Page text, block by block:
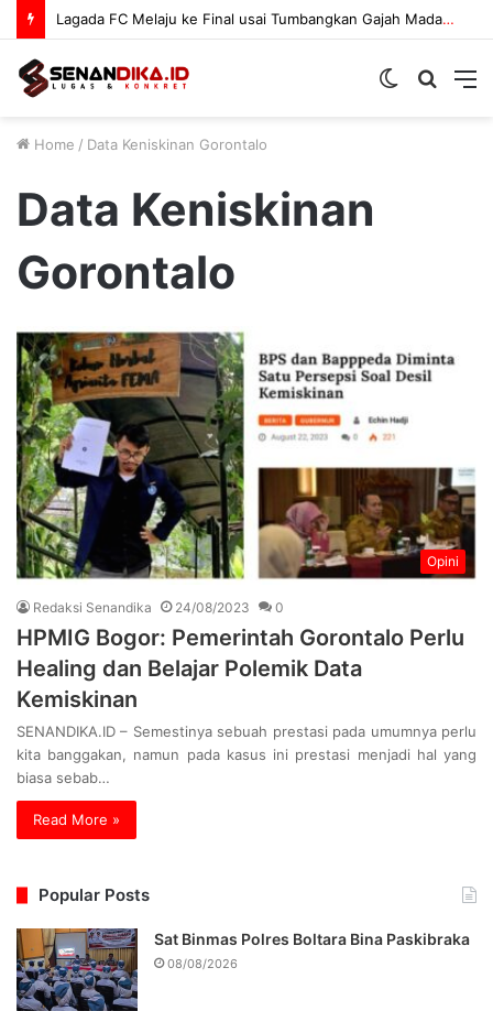
Lagada FC Melaju ke Final usai Tumbangkan Gajah Mada 3-1
Search
Switch
Home / Data Keniskinan Gorontalo
Data Keniskinan
Gorontalo
Opini
Redaksi Senandika 24/08/2023 0
HPMIG Bogor: Pemerintah Gorontalo Perlu
Healing dan Belajar Polemik Data
Kemiskinan
SENANDIKA.ID – Semestinya sebuah prestasi pada umumnya perlu
kita banggakan, namun pada kasus ini prestasi menjadi hal yang
biasa sebab…
Read More »
Popular Posts
Sat Binmas Polres Boltara Bina Paskibraka
08/08/2026